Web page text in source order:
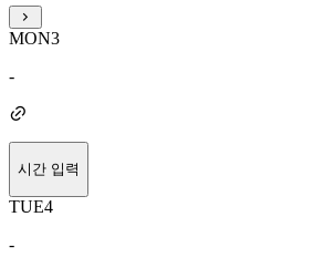
MON3
-
시간 입력
TUE4
-